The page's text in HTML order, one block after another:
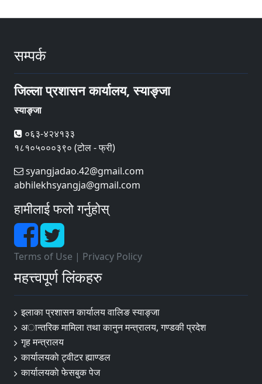
सम्पर्क
जिल्ला प्रशासन कार्यालय, स्याङ्जा
स्याङ्जा
०६३-४२४१३३
१८१०५०००३९० (टोल - फ्री)
syangjadao.42@gmail.com
abhilekhsyangja@gmail.com
हामीलाई फलो गर्नुहोस्
Terms of Use | Privacy Policy
महत्त्वपूर्ण लिंकहरु
इलाका प्रशासन कार्यालय वालिङ स्याङ्जा
अान्तरिक मामिला तथा कानुन मन्त्रालय, गण्डकी प्रदेश
गृह मन्त्रालय
कार्यालयकाे ट्वीटर ह्याण्डल
कार्यालयकाे फेसबुक पेज